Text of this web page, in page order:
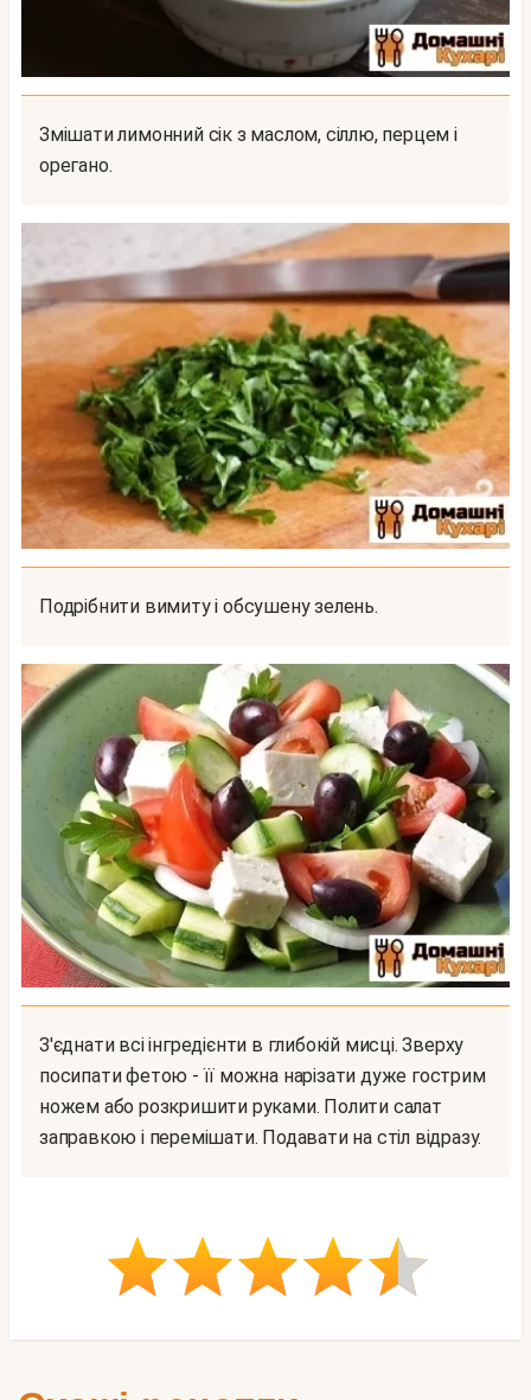
Змішати лимонний сік з маслом, сіллю, перцем і
орегано.
Подрібнити вимиту і обсушену зелень.
З'єднати всі інгредієнти в глибокій мисці. Зверху
посипати фетою - її можна нарізати дуже гострим
ножем або розкришити руками. Полити салат
заправкою і перемішати. Подавати на стіл відразу.